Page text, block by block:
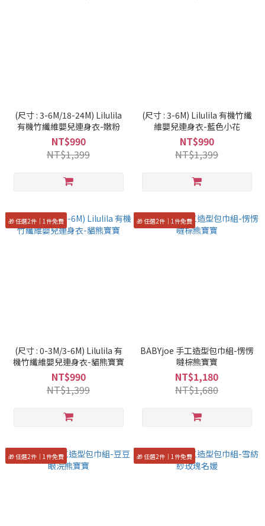
(尺寸 : 3-6M/18-24M) Lilulila
有機竹纖維嬰兒連身衣-嫩粉
NT$990
NT$1,399
(尺寸 : 3-6M) Lilulila 有機竹纖
維嬰兒連身衣-藍色小花
NT$990
NT$1,399
🎁 任選2件｜1件免費
(尺寸 : 0-3M/3-6M) Lilulila 有
機竹纖維嬰兒連身衣-貓熊寶寶
NT$990
NT$1,399
🎁 任選2件｜1件免費
BABYjoe 手工造型包巾組-愣愣
噠棕熊寶寶
NT$1,180
NT$1,680
🎁 任選2件｜1件免費 🎁 任選2件｜1件免費